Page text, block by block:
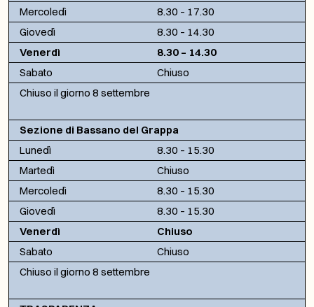
Mercoledì
8.30 – 17.30
Giovedì
8.30 – 14.30
Venerdì
8.30 – 14.30
Sabato
Chiuso
Chiuso il giorno 8 settembre
Sezione di Bassano del Grappa
Lunedì
8.30 – 15.30
Martedì
Chiuso
Mercoledì
8.30 – 15.30
Giovedì
8.30 – 15.30
Venerdì
Chiuso
Sabato
Chiuso
Chiuso il giorno 8 settembre